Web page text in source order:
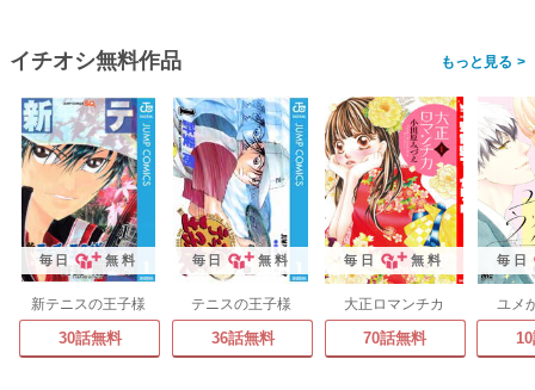
イチオシ無料作品 >
毎日 無料
新テニスの王子様
30話無料
毎日 無料
テニスの王子様
36話無料
毎日 無料
大正ロマンチカ
70話無料
毎日
ユメ